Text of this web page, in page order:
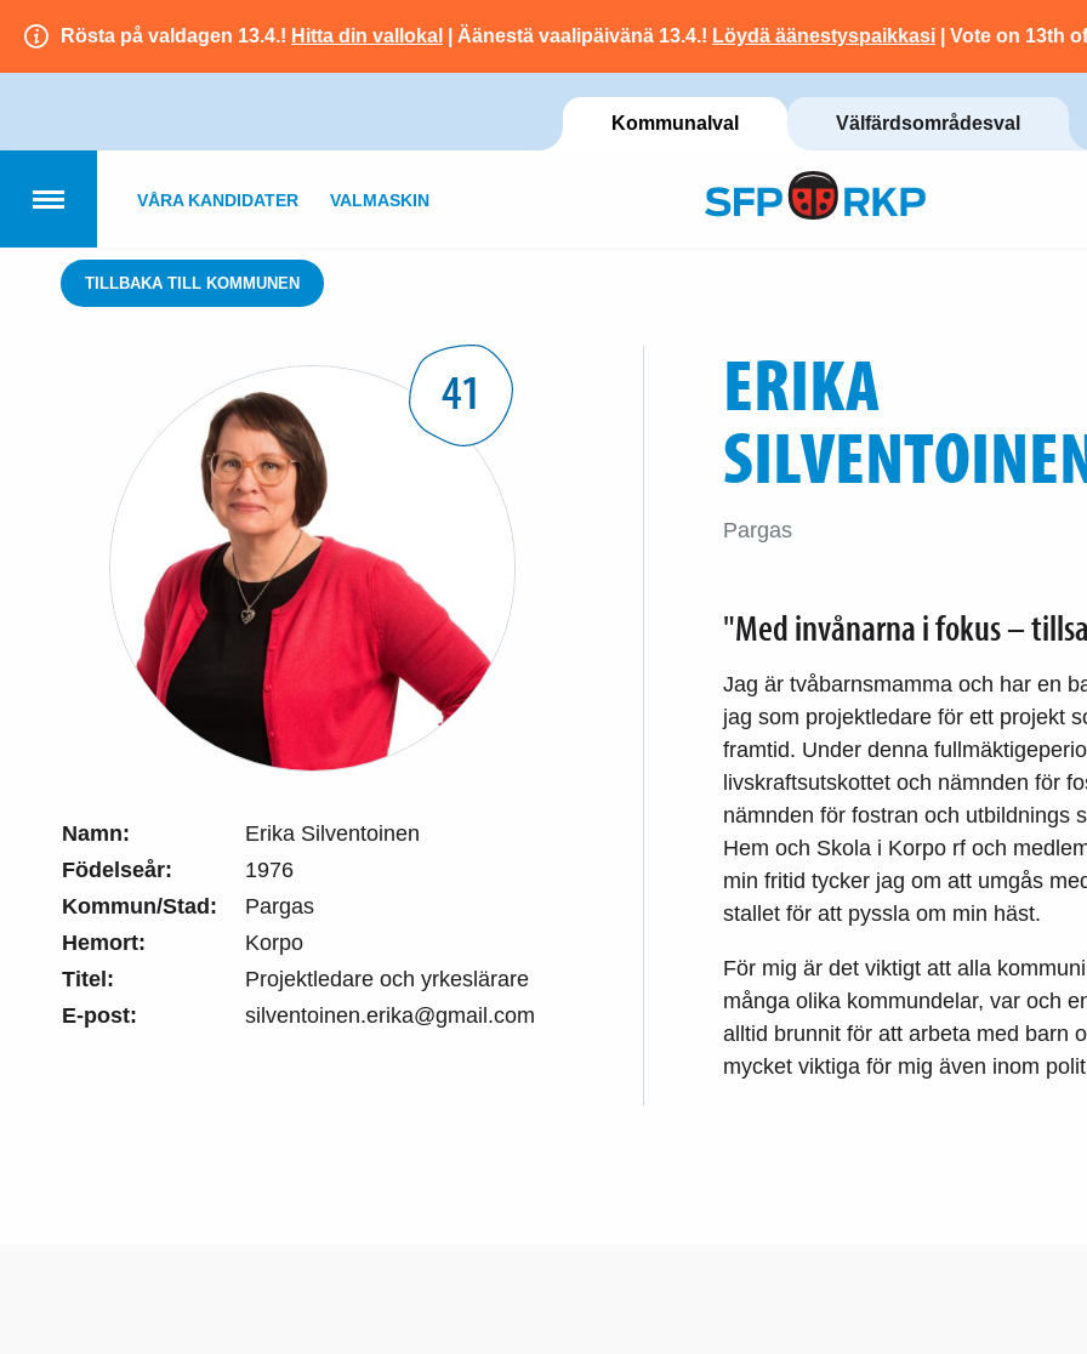
Rösta på valdagen 13.4.! Hitta din vallokal | Äänestä vaalipäivänä 13.4.! Löydä äänestyspaikkasi | Vote on 13th
Kommunalval Välfärdsområdesval
VÅRA KANDIDATER VALMASKIN
TILLBAKA TILL KOMMUNEN
41
Namn:
Erika Silventoinen
Födelseår:
1976
Kommun/Stad:
Pargas
Hemort:
Korpo
Titel:
Projektledare och yrkeslärare
E-post:
silventoinen.erika@gmail.com
ERIKA
Pargas
"Med invånarna i fokus –
Jag är tvåbarnsmamma och har en
jag som projektledare för ett projekt
framtid. Under denna
livskraftsutskottet och nämnden för
nämnden för fostran och utbildnings
Hem och Skola i Korpo rf och
min fritid tycker jag om att umgås
stallet för att pyssla om min häst.
För mig är det viktigt att alla
många olika kommundelar, var och
alltid brunnit för att arbeta med barn
mycket viktiga för mig även inom